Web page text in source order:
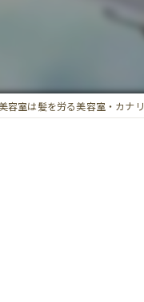
容室は髪を労る美容室・カナ